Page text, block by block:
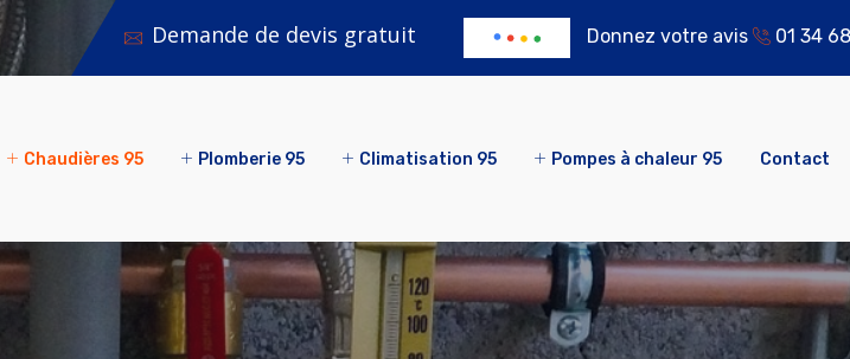
Demande de devis gratuit Donnez votre avis 01 34
Chaudières 95 Plomberie 95 Climatisation 95 Pompes à chaleur 95 Contact